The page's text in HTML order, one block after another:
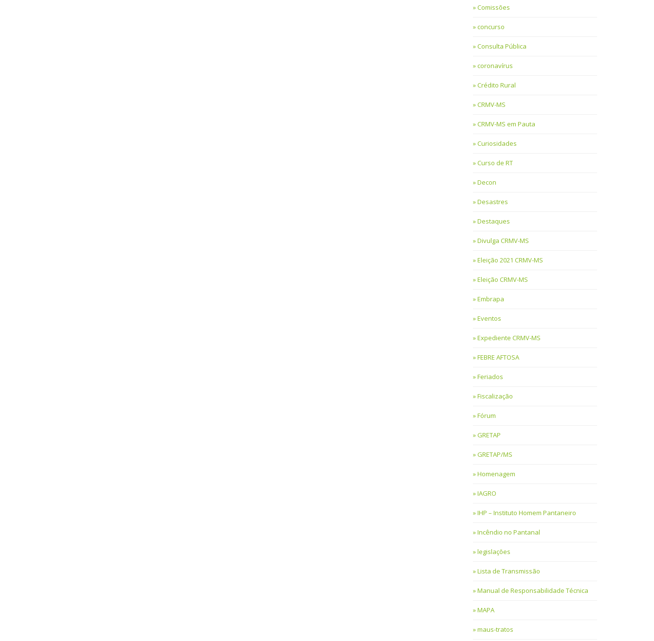
Comissões
concurso
Consulta Pública
coronavírus
Crédito Rural
CRMV-MS
CRMV-MS em Pauta
Curiosidades
Curso de RT
Decon
Desastres
Destaques
Divulga CRMV-MS
Eleição 2021 CRMV-MS
Eleição CRMV-MS
Embrapa
Eventos
Expediente CRMV-MS
FEBRE AFTOSA
Feriados
Fiscalização
Fórum
GRETAP
GRETAP/MS
Homenagem
IAGRO
IHP – Instituto Homem Pantaneiro
Incêndio no Pantanal
legislações
Lista de Transmissão
Manual de Responsabilidade Técnica
MAPA
maus-tratos